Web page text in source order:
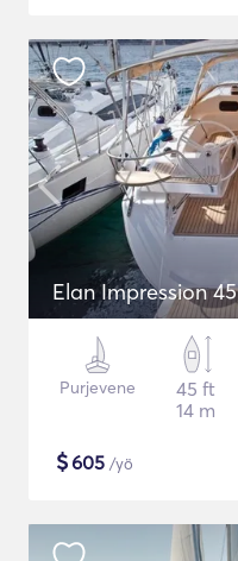
Elan Impression 45
Purjevene
45 ft
14 m
$605 /yö